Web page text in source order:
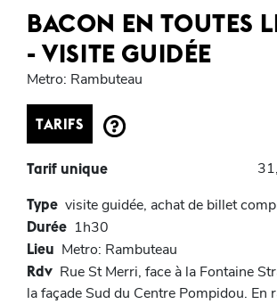
BACON EN TOUTES
- VISITE GUIDÉE
Metro: Rambuteau
TARIFS
Tarif unique
Type visite guidée, achat de billet
Durée 1h30
Lieu Metro: Rambuteau
Rdv Rue St Merri, face à la Fontaine
la façade Sud du Centre Pompidou. En